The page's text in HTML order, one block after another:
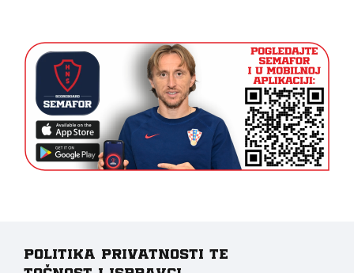
Politika privatnosti te